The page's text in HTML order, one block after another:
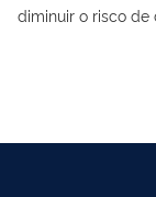
diminuir o risco de